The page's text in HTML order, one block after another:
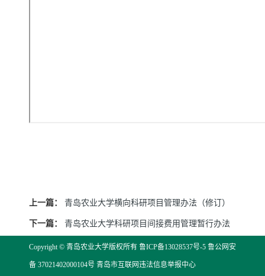
上一篇： 青岛农业大学横向科研项目管理办法（修订）
下一篇： 青岛农业大学科研项目间接费用管理暂行办法
Copyright © 青岛农业大学版权所有 鲁ICP备13028537号-5 鲁公网安
备 37021402000104号 青岛市互联网违法信息举报中心